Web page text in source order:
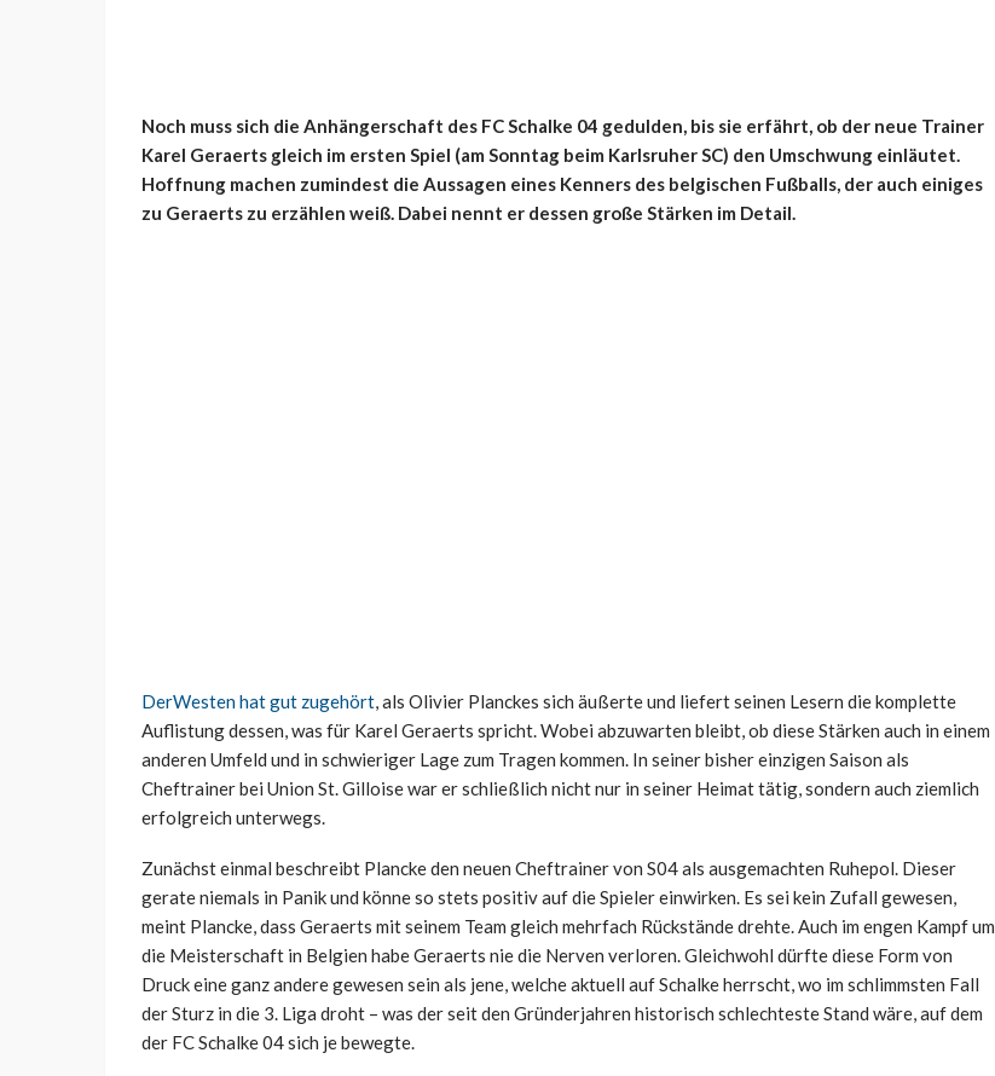
Noch muss sich die Anhängerschaft des FC Schalke 04 gedulden, bis sie erfährt, ob der neue Trainer
Karel Geraerts gleich im ersten Spiel (am Sonntag beim Karlsruher SC) den Umschwung einläutet.
Hoffnung machen zumindest die Aussagen eines Kenners des belgischen Fußballs, der auch einiges
zu Geraerts zu erzählen weiß. Dabei nennt er dessen große Stärken im Detail.
DerWesten hat gut zugehört, als Olivier Planckes sich äußerte und liefert seinen Lesern die komplette
Auflistung dessen, was für Karel Geraerts spricht. Wobei abzuwarten bleibt, ob diese Stärken auch in einem
anderen Umfeld und in schwieriger Lage zum Tragen kommen. In seiner bisher einzigen Saison als
Cheftrainer bei Union St. Gilloise war er schließlich nicht nur in seiner Heimat tätig, sondern auch ziemlich
erfolgreich unterwegs.
Zunächst einmal beschreibt Plancke den neuen Cheftrainer von S04 als ausgemachten Ruhepol. Dieser
gerate niemals in Panik und könne so stets positiv auf die Spieler einwirken. Es sei kein Zufall gewesen,
meint Plancke, dass Geraerts mit seinem Team gleich mehrfach Rückstände drehte. Auch im engen Kampf um
die Meisterschaft in Belgien habe Geraerts nie die Nerven verloren. Gleichwohl dürfte diese Form von
Druck eine ganz andere gewesen sein als jene, welche aktuell auf Schalke herrscht, wo im schlimmsten Fall
der Sturz in die 3. Liga droht – was der seit den Gründerjahren historisch schlechteste Stand wäre, auf dem
der FC Schalke 04 sich je bewegte.